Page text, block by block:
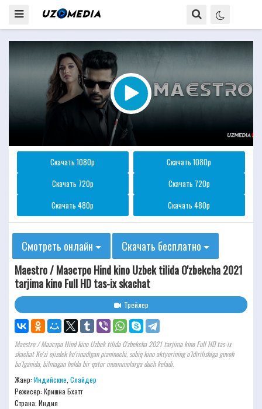
Скачать 1080p
Скачать 1080p
Скачать 720p
Скачать 720p
Скачать 480p
Скачать 480p
Смотреть онлайн
Скачать бесплатно
Maestro / Маэстро Hind kino Uzbek tilida O'zbekcha 2021
tarjima kino Full HD tas-ix skachat
Трейлер
Maestro / Маэстро Hind kino Uzbek tilida O'zbekcha 2021 tarjima kino Full HD tas-ix
skachat Ko'zi ojizdek ko'rinadigan pianinochi, sobiq kino aktyorining o'ldirilishiga guvoh
bo'lganida, bilmagan holda bir qator muammolarga duch keladi.
Жанр: Индийские Слайдер
Режисер: Кришна Бхатт
Страна: Индия